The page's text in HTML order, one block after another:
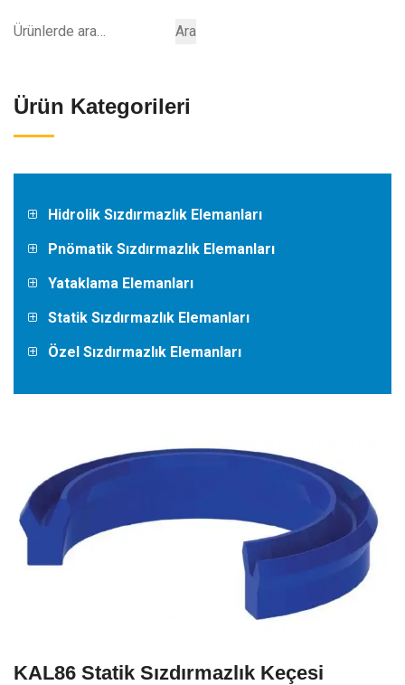
Ara: Ara
Ürün Kategorileri
Hidrolik Sızdırmazlık Elemanları
Pnömatik Sızdırmazlık Elemanları
Yataklama Elemanları
Statik Sızdırmazlık Elemanları
Özel Sızdırmazlık Elemanları
KAL86 Statik Sızdırmazlık Keçesi